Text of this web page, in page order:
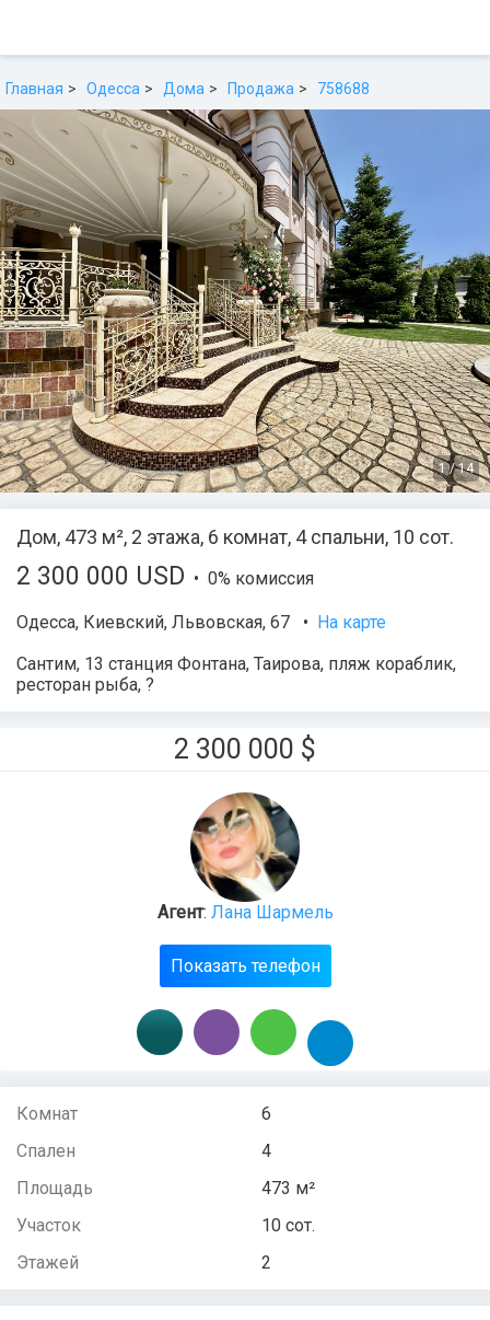
Главная Одесса Дома Продажа 758688
1/14
Дом, 473 м², 2 этажа, 6 комнат, 4 спальни, 10 сот.
2 300 000 USD • 0% комиссия
Одесса, Киевский, Львовская, 67 • На карте
Сантим, 13 станция Фонтана, Таирова, пляж кораблик,
ресторан рыба, ?
2 300 000 $
Агент: Лана Шармель
Показать телефон
Комнат
6
Спален
4
Площадь
473 м²
Участок
10 сот.
Этажей
2